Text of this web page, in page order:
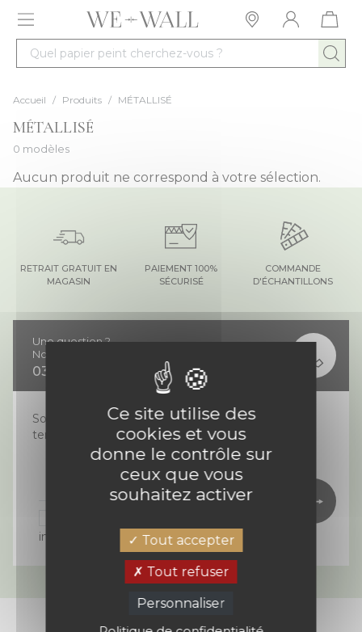
Allez au contenu
Quel papier peint cherchez-vous ?
Accueil / Produits / MÉTALLISÉ
MÉTALLISÉ
0 modèles
Aucun produit ne correspond à votre sélection.
COMMANDE
D'ÉCHANTILLONS
PAIEMENT 100%
SÉCURISÉ
RETRAIT GRATUIT EN
MAGASIN
Une question ?
Notre équipe vous répond
03 74 02 81 82
Soyez informés des dernières
tendances papier peint
Votre e-mail*
informations
*chez un partenaire déco
Ce site utilise des
cookies et vous
donne le contrôle sur
ceux que vous
souhaitez activer
Tout accepter
Tout refuser
Personnaliser